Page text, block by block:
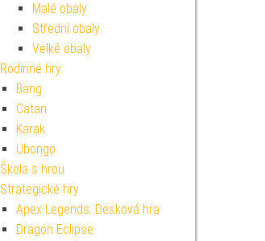
Malé obaly
Střední obaly
Velké obaly
Rodinné hry
Bang
Catan
Karak
Ubongo
Škola s hrou
Strategické hry
Apex Legends: Desková hra
Dragon Eclipse